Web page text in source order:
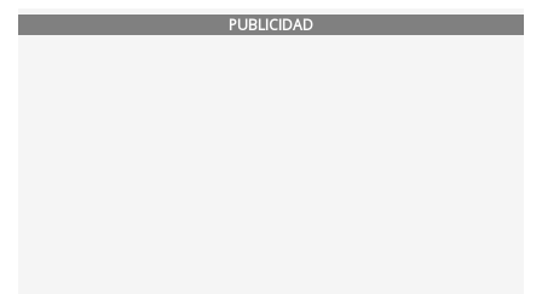
PUBLICIDAD